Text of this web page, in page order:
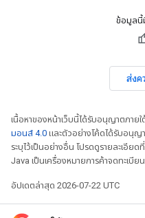
ข้อมูลนี้
ส่งค
เนื้อหาของหน้าเว็บนี้ได้รับอนุญาตภายใ
มอนส์ 4.0 และตัวอย่างโค้ดได้รับอนุญ
ระบุไว้เป็นอย่างอื่น โปรดดูรายละเอียดที่
Java เป็นเครื่องหมายการค้าจดทะเบี
อัปเดตล่าสุด 2026-07-22 UTC